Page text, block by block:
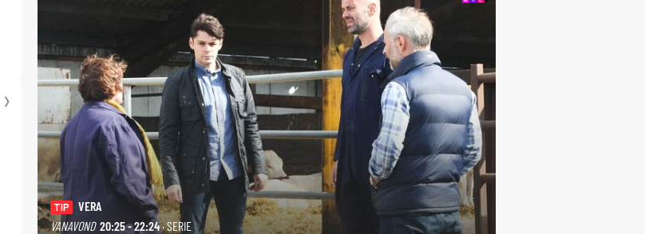
TIP
VERA
VANAVOND 20:25 - 22:24· SERIE